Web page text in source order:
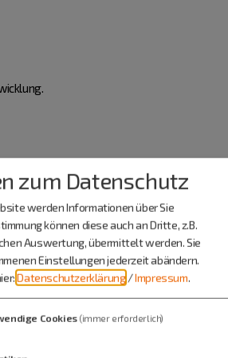
(besser) gelernt?
Probleme im Betrieb besser erkennen.
zum Datenschutz
werden Informationen über Sie
können diese auch an Dritte, z.B.
Auswertung, übermittelt werden. Sie
Einstellungen jederzeit abändern.
Datenschutzerklärung /Impressum.
Cookies (immer erforderlich)